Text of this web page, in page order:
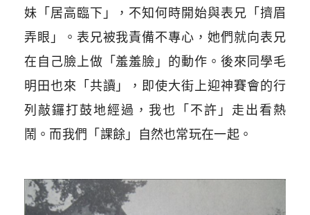
妹「居高臨下」，不知何時開始與表兄「擠眉
弄眼」。表兄被我責備不專心，她們就向表兄
在自己臉上做「羞羞臉」的動作。後來同學毛
明田也來「共讀」，即使大街上迎神賽會的行
列敲鑼打鼓地經過，我也「不許」走出看熱
鬧。而我們「課餘」自然也常玩在一起。